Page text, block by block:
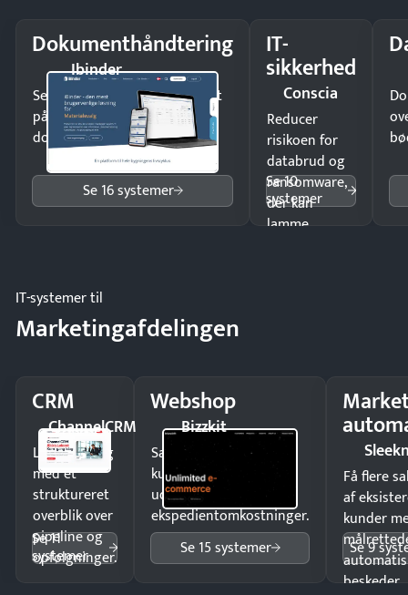
Dokumenthåndtering
Ibinder
Send kontrakter til underskrift
på minutter og mist ingen
dokumenter.
Se 16 systemer
IT-
sikkerhed
Conscia
Reducer
risikoen for
databrud og
ransomware,
der kan
lamme
Se 10
systemer
IT-systemer til
Marketingafdelingen
CRM
ChannelCRM
Luk flere salg
med et
struktureret
overblik over
pipeline og
opfølgninger.
Se 11
systemer
Webshop
Bizzkit
Sælg produkter 24/7 til
kunder i hele landet
uden
ekspedientomkostninger.
Se 15 systemer
Få flere
af
kunder
beskeder.
Se 9